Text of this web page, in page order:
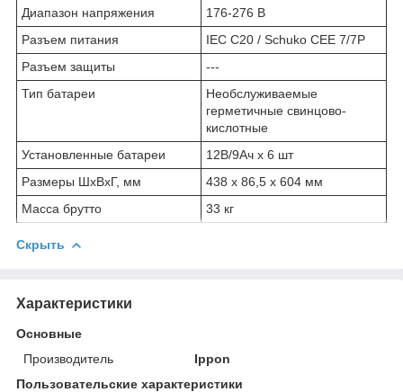
Диапазон напряжения
176-276 В
Разъем питания
IEC C20 / Schuko CEE 7/7P
Разъем защиты
---
Тип батареи
Необслуживаемые
герметичные свинцово-
кислотные
Установленные батареи
12В/9Ач х 6 шт
Размеры ШxВxГ, мм
438 х 86,5 х 604 мм
Масса брутто
33 кг
Скрыть
Характеристики
Основные
Производитель
Ippon
Пользовательские характеристики